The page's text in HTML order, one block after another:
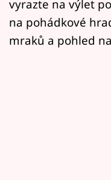
Přihlášení
vyrazte na výlet
na pohádkové
mraků a pohled